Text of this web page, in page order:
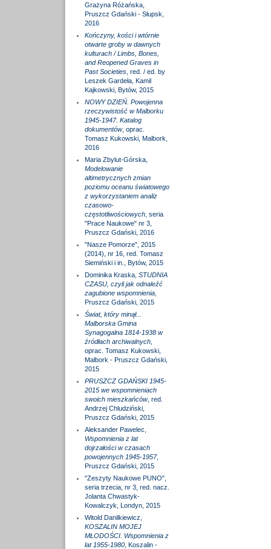
Grażyna Różańska,
Pruszcz Gdański - Słupsk,
2016
Kończyny, kości i wtórnie
otwarte groby w dawnych
kulturach / Limbs, Bones,
and Reopened Graves in
Past Societies, red. / ed. by
Leszek Gardeła, Kamil
Kajkowski, Bytów, 2015
NOWY DZIEŃ. Powojenna
rzeczywistość w Malborku
1945-1947. Katalog
dokumentów, oprac.
Tomasz Kukowski, Malbork,
2016
Maria Zbylut-Górska,
Modelowanie
altimetrycznych zmian
poziomu oceanu światowego
z wykorzystaniem analiz
czasowo-
częstotliwościowych, seria
"Prace Naukowe" nr 3,
Pruszcz Gdański, 2016
"Nasze Pomorze", 2015
(2014), nr 16, red. Tomasz
Siemiński i in., Bytów, 2015
Dominika Kraska, STUDNIA
CZASU, czyli jak odnaleźć
zagubione wspomnienia,
Pruszcz Gdański, 2015
Świat, który minął...
Malborska Gmina
Synagogalna 1814-1938 w
źródłach archiwalnych,
oprac. Tomasz Kukowski,
Malbork - Pruszcz Gdański,
2015
PRUSZCZ GDAŃSKI 1945-
2015 we wspomnieniach
swoich mieszkańców, red.
Andrzej Chludziński,
Pruszcz Gdański, 2015
Aleksander Pawelec,
Wspomnienia z lat
dojrzałości w czasach
powojennych 1945-1957,
Pruszcz Gdański, 2015
"Zeszyty Naukowe PUNO",
seria trzecia, nr 3, red. nacz.
Jolanta Chwastyk-
Kowalczyk, Londyn, 2015
Witold Danilkiewicz,
KOSZALIN MOJEJ
MŁODOŚCI. Wspomnienia z
lat 1955-1980, Koszalin -